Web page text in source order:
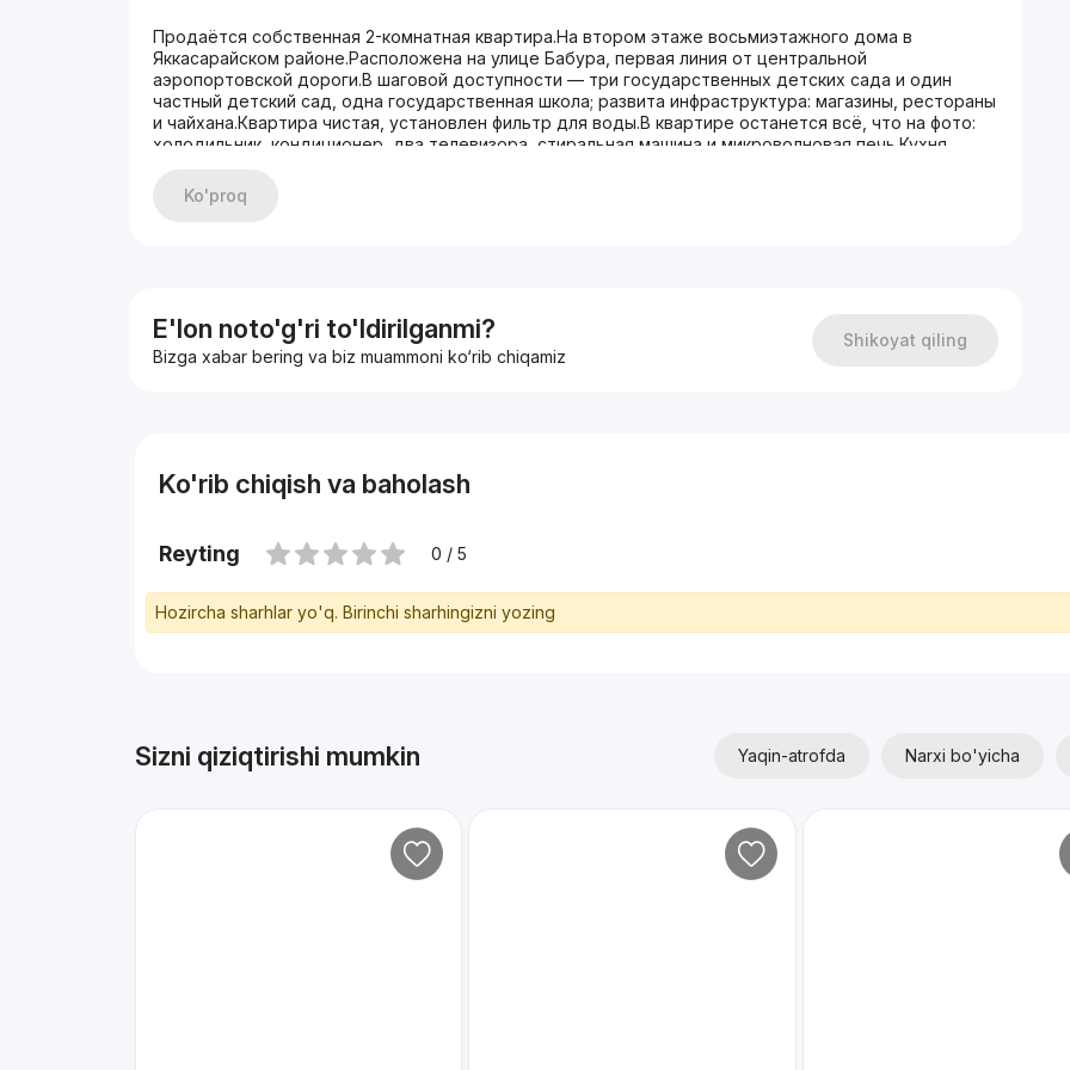
Продаётся собственная 2-комнатная квартира.На втором этаже восьмиэтажного дома в
Яккасарайском районе.Расположена на улице Бабура, первая линия от центральной
аэропортовской дороги.В шаговой доступности — три государственных детских сада и один
частный детский сад, одна государственная школа; развита инфраструктура: магазины, рестораны
и чайхана.Квартира чистая, установлен фильтр для воды.В квартире останется всё, что на фото:
холодильник, кондиционер, два телевизора, стиральная машина и микроволновая печь.Кухня
Ko'proq
E'lon noto'g'ri to'ldirilganmi?
Bizga xabar bering va biz muammoni ko‘rib chiqamiz
Shikoyat qiling
Ko'rib chiqish va baholash
Reyting 0 / 5
Hozircha sharhlar yo'q. Birinchi sharhingizni yozing
Sizni qiziqtirishi mumkin Yaqin-atrofda Narxi bo'yicha